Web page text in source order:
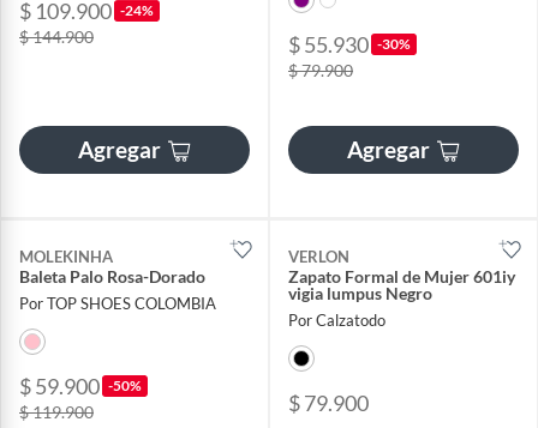
$ 109.900 -24%
$ 144.900
Agregar
$ 55.930 -30%
$ 79.900
Agregar
MOLEKINHA
Baleta Palo Rosa-Dorado
Por TOP SHOES COLOMBIA
$ 59.900 -50%
$ 119.900
VERLON
Zapato Formal de Mujer 601iy
vigia lumpus Negro
Por Calzatodo
$ 79.900